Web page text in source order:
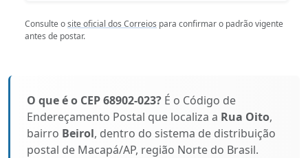
Consulte osite oficial dos Correios para confirmar o padrão vigente
antes de postar.
O que é o CEP 68902-023? É o Código de
Endereçamento Postal que localiza a Rua Oito,
bairro Beirol, dentro do sistema de distribuição
postal de Macapá/AP, região Norte do Brasil.